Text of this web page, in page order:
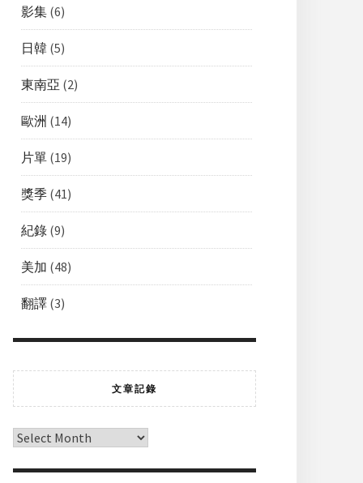
影集 (6)
日韓 (5)
東南亞 (2)
歐洲 (14)
片單 (19)
獎季 (41)
紀錄 (9)
美加 (48)
翻譯 (3)
文章記錄